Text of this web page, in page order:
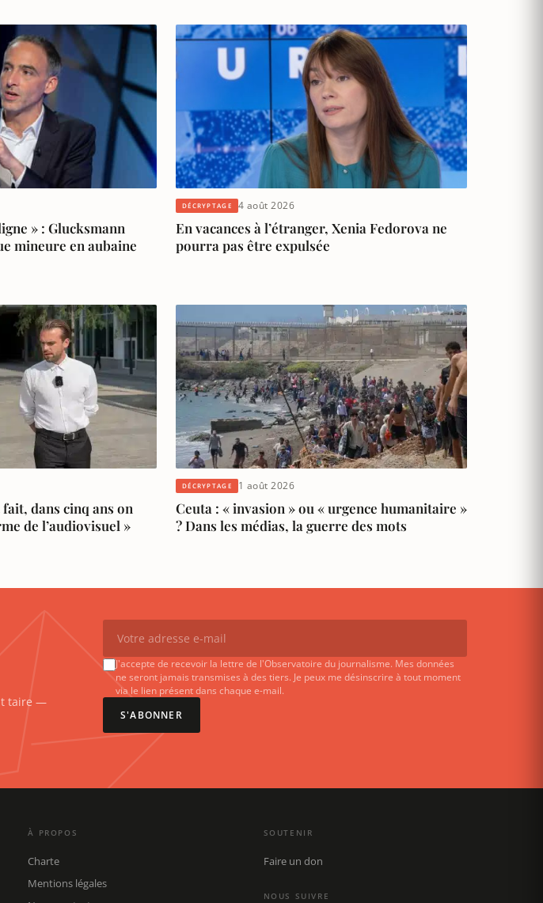
» : Glucksmann
mineure en aubaine
DÉCRYPTAGE 4 août 2026
En vacances à l’étranger, Xenia Fedorova ne
pourra pas être expulsée
dans cinq ans on
de l’audiovisuel »
DÉCRYPTAGE 1 août 2026
Ceuta : « invasion » ou « urgence humanitaire »
? Dans les médias, la guerre des mots
taire —
J'accepte de recevoir la lettre de l'Observatoire du journalisme. Mes données
ne seront jamais transmises à des tiers. Je peux me désinscrire à tout moment
via le lien présent dans chaque e-mail.
S'ABONNER
À PROPOS
Charte
Mentions légales
SOUTENIR
Faire un don
NOUS SUIVRE